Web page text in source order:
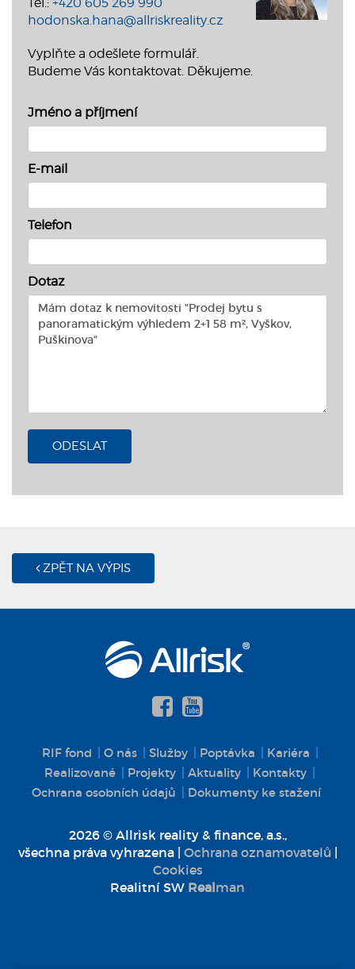
hodonska.hana@allriskreality.cz
Vyplňte a odešlete formulář.
Budeme Vás kontaktovat. Děkujeme.
Jméno a příjmení
E-mail
Telefon
Dotaz
ODESLAT
ZPĚT NA VÝPIS
RIF fond O nás Služby Poptávka
Kariéra
Realizované
Projekty Aktuality
Kontakty
Ochrana osobních údajů
Dokumenty ke stažení
2026 © Allrisk reality & finance, a.s.,
všechna práva vyhrazena | Ochrana oznamovatelů |
Cookies
Realitní SW Realman